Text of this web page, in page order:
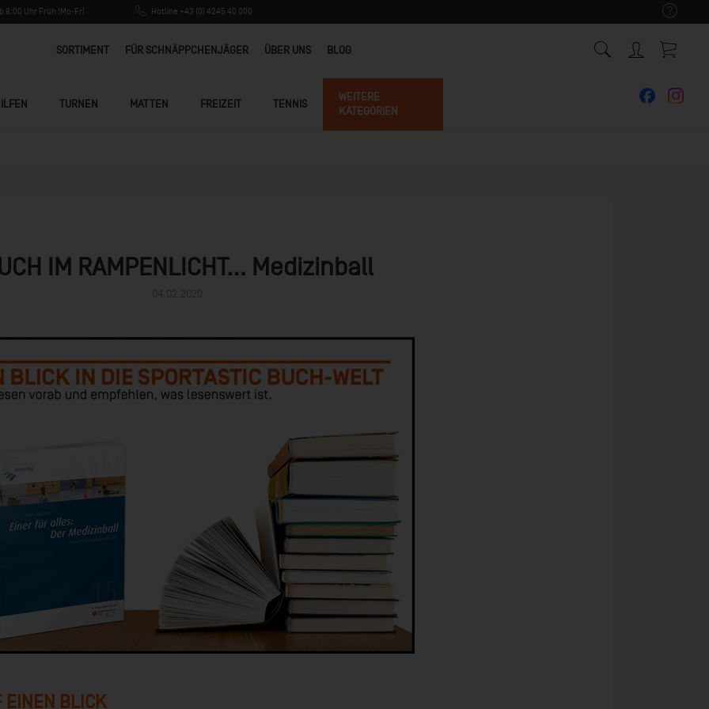
8:00 Uhr Früh (Mo-Fr) Hotline +43 (0) 4245 40 000
SORTIMENT FÜR SCHNÄPPCHENJÄGER ÜBER UNS BLOG
TURNEN MATTEN FREIZEIT TENNIS
WEITERE
KATEGORIEN
IM RAMPENLICHT... Medizinball
EINEN BLICK